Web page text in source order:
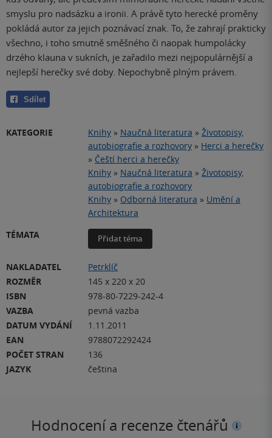
smyslu pro nadsázku a ironii. A právě tyto herecké proměny
pokládá autor za jejich poznávací znak. To, že zahrají prakticky
všechno, i toho smutně směšného či naopak humpolácky
drzého klauna v sukních, je zařadilo mezi nejpopulárnější a
nejlepší herečky své doby. Nepochybně plným právem.
Sdílet
KATEGORIE Knihy » Naučná literatura » Životopisy,
autobiografie a rozhovory » Herci a herečky
» Čeští herci a herečky
Knihy » Naučná literatura » Životopisy,
autobiografie a rozhovory
Knihy » Odborná literatura » Umění a
Architektura
TÉMATA
Přidat téma
NAKLADATEL
Petrklíč
ROZMĚR
145 x 220 x 20
ISBN
978-80-7229-242-4
VAZBA
pevná vazba
DATUM VYDÁNÍ
1.11.2011
EAN
9788072292424
POČET STRAN
136
JAZYK
čeština
Hodnocení a recenze čtenářů